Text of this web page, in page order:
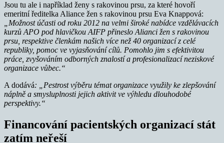
Jsou tu ale i například ženy s rakovinou prsu, za které hovoří
emeritní ředitelka Aliance žen s rakovinou prsu Eva Knappová:
„Možnost účasti od roku 2012 na velmi široké nabídce vzdělávacích
kurzů APO pod hlavičkou AIFP přineslo Alianci žen s rakovinou
prsu, respektive členkám našich více než 40 organizací z celé
republiky, pomoc ve vyjasňování cílů. Pomohlo jim s efektivitou
práce, zvyšováním odborných znalostí a profesionalizací neziskové
organizace vůbec.“
A dodává: „Pestrost výběru témat organizace využily ke zlepšování
náplně a smysluplnosti jejich aktivit ve výhledu dlouhodobé
perspektivy.“
Financování pacientských organizací stát
zatím neřeší